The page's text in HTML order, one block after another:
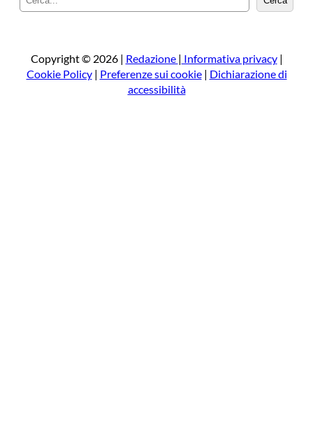
e
a
Copyright © 2026 | Redazione | Informativa privacy|
Cookie Policy| Preferenze sui cookie| Dichiarazione di
accessibilità